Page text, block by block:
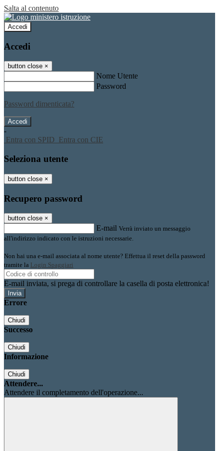
Salta al contenuto
Accedi
Accedi
button close ×
Nome Utente
Password
Password dimenticata?
-
Entra con SPID Entra con CIE
Seleziona utente
button close ×
Recupero password
button close ×
E-mail Verrà inviato un messaggio
all'indirizzo indicato con le istruzioni necessarie.
Non hai una e-mail associata al nome utente? Effettua il reset della password
tramite la Login Spaggiari
E-mail inviata, si prega di controllare la casella di posta elettronica!
Errore
Chiudi
Successo
Chiudi
Informazione
Chiudi
Attendere...
Attendere il completamento dell'operazione...